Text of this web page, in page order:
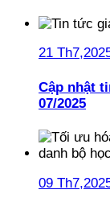
21
Cập nhật
07/2025
09